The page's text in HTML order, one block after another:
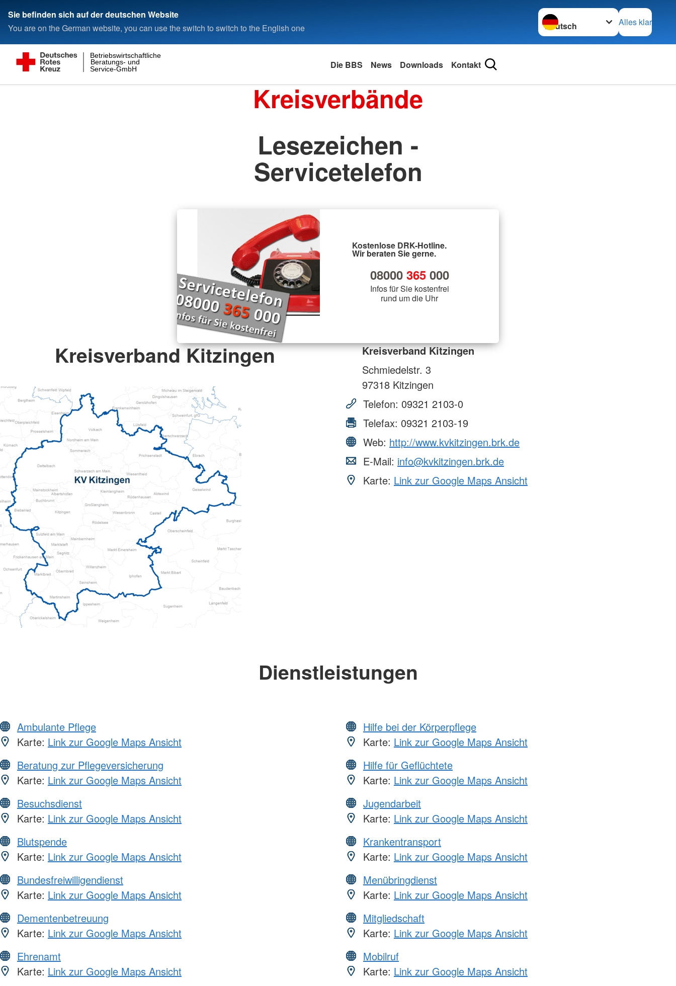
Sie befinden sich auf der deutschen Website
You are on the German website, you can use the switch to switch to the English one
Sprache wechseln zu
Alles klar
Service-GmbH
Beratungs- und
Betriebswirtschaftliche
Die BBS News Downloads Kontakt
Kreisverbände
Lesezeichen -
Servicetelefon
Kostenlose DRK-Hotline.
Wir beraten Sie gerne.
08000 365000
Infos für Sie kostenfrei
rund um die Uhr
Kreisverband Kitzingen
Kreisverband Kitzingen
Schmiedelstr. 3
97318 Kitzingen
Telefon: 09321 2103-0
Telefax: 09321 2103-19
Web: http://www.kvkitzingen.brk.de
E-Mail: info@kvkitzingen.brk.de
Karte: Link zur Google Maps Ansicht
Dienstleistungen
Ambulante Pflege
Karte: Link zur Google Maps Ansicht
Beratung zur Pflegeversicherung
Karte: Link zur Google Maps Ansicht
Besuchsdienst
Karte: Link zur Google Maps Ansicht
Blutspende
Karte: Link zur Google Maps Ansicht
Bundesfreiwilligendienst
Karte: Link zur Google Maps Ansicht
Dementenbetreuung
Karte: Link zur Google Maps Ansicht
Ehrenamt
Karte: Link zur Google Maps Ansicht
Hilfe bei der Körperpflege
Karte: Link zur Google Maps Ansicht
Hilfe für Geflüchtete
Karte: Link zur Google Maps Ansicht
Jugendarbeit
Karte: Link zur Google Maps Ansicht
Krankentransport
Karte: Link zur Google Maps Ansicht
Menübringdienst
Karte: Link zur Google Maps Ansicht
Mitgliedschaft
Karte: Link zur Google Maps Ansicht
Mobilruf
Karte: Link zur Google Maps Ansicht